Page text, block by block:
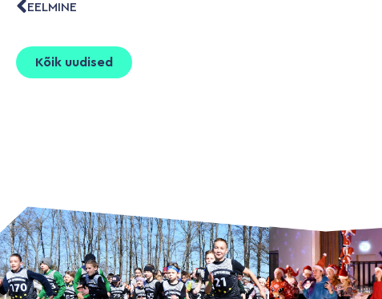
EELMINE
Kõik uudised